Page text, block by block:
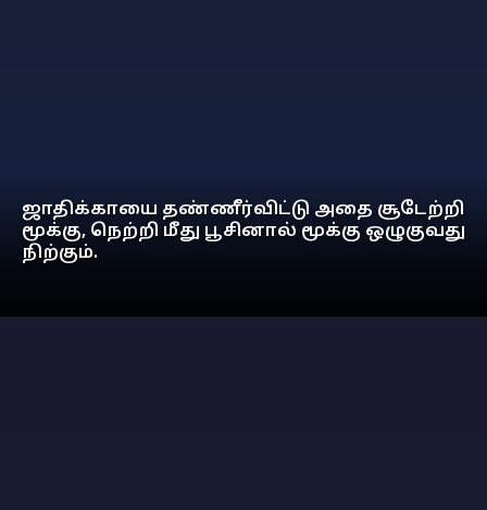
ஜாதிக்காயை தண்ணீர்விட்டு அதை சூடேற்றி
மூக்கு, நெற்றி மீது பூசினால் மூக்கு ஒழுகுவது
நிற்கும்.